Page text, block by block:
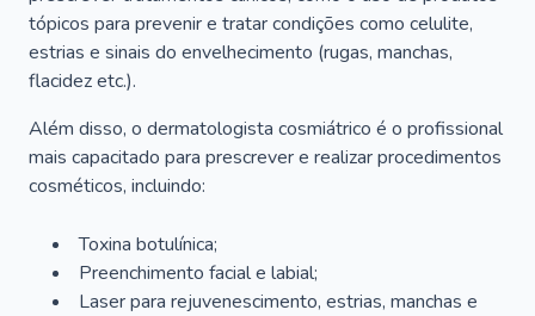
tópicos para prevenir e tratar condições como celulite,
estrias e sinais do envelhecimento (rugas, manchas,
flacidez etc.).
Além disso, o dermatologista cosmiátrico é o profissional
mais capacitado para prescrever e realizar procedimentos
cosméticos, incluindo:
Toxina botulínica;
Preenchimento facial e labial;
Laser para rejuvenescimento, estrias, manchas e